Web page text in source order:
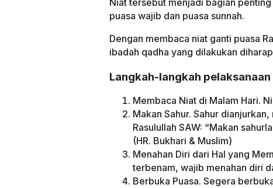
Niat tersebut menjadi bagian
puasa wajib dan puasa sunnah.
Dengan membaca niat ganti puasa
ibadah qadha yang dilakukan
Langkah-langkah pelaksanaan
Membaca Niat di Malam Hari.
Makan Sahur. Sahur
Rasulullah SAW: “Makan
(HR. Bukhari & Muslim)
Menahan Diri dari Hal yang
terbenam, wajib menahan diri
Berbuka Puasa. Segera